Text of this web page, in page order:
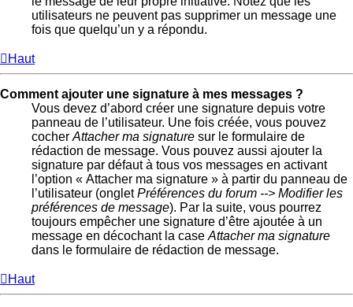
utilisateurs ne peuvent pas supprimer un message une
fois que quelqu’un y a répondu.
Haut
Comment ajouter une signature à mes messages ?
Vous devez d’abord créer une signature depuis votre
panneau de l’utilisateur. Une fois créée, vous pouvez
cocher Attacher ma signature sur le formulaire de
rédaction de message. Vous pouvez aussi ajouter la
signature par défaut à tous vos messages en activant
l’option « Attacher ma signature » à partir du panneau de
l’utilisateur (ongletPréférences du forum --> Modifier les
préférences de message). Par la suite, vous pourrez
toujours empêcher une signature d’être ajoutée à un
message en décochant la case Attacher ma signature
dans le formulaire de rédaction de message.
Haut